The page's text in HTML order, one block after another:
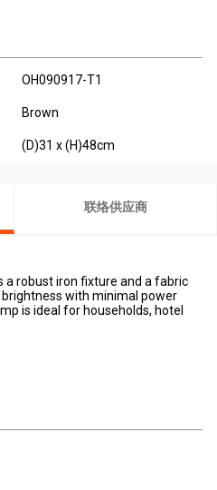
OH090917-T1
Brown
(D)31 x (H)48cm
联络供应商
a robust iron fixture and a fabric
with minimal power
is ideal for households, hotel